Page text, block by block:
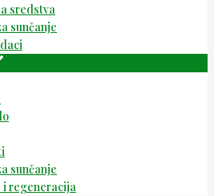
sredstva
sunčanje
sunčanje
i regeneracija